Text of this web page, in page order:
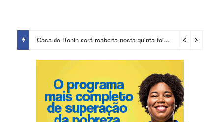
Casa do Benin será reaberta nesta quinta-feira (6) 20 horas ago